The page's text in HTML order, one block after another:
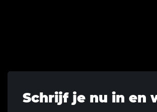
Schrijf je nu in en